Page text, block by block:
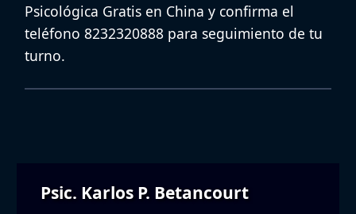
Psicológica Gratis en China y confirma el
teléfono 8232320888 para seguimiento de tu
turno.
Psic. Karlos P. Betancourt